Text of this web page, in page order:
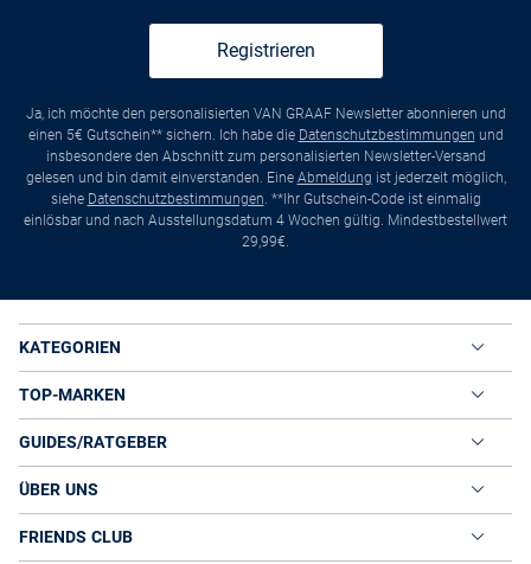
Registrieren
Ja, ich möchte den personalisierten VAN GRAAF Newsletter abonnieren und
einen 5€ Gutschein** sichern. Ich habe die Datenschutzbestimmungen und
insbesondere den Abschnitt zum personalisierten Newsletter-Versand
gelesen und bin damit einverstanden. Eine Abmeldung ist jederzeit möglich,
siehe Datenschutzbestimmungen . **Ihr Gutschein-Code ist einmalig
einlösbar und nach Ausstellungsdatum 4 Wochen gültig. Mindestbestellwert
29,99€.
KATEGORIEN
TOP-MARKEN
GUIDES/RATGEBER
ÜBER UNS
FRIENDS CLUB